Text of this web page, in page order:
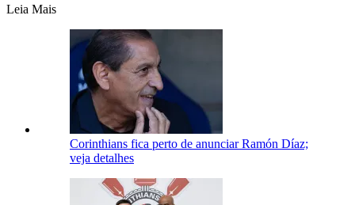
Leia Mais
Corinthians fica perto de anunciar Ramón Díaz;
veja detalhes